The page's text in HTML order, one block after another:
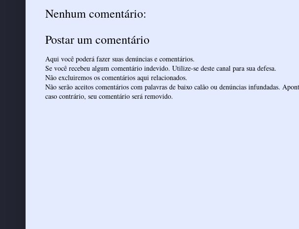
Nenhum comentário:
Postar um comentário
Aqui você poderá fazer suas denúncias e comentários.
Se você recebeu algum comentário indevido. Utilize-se deste canal para sua defesa.
Não excluiremos os comentários aqui relacionados.
Não serão aceitos comentários com palavras de baixo calão ou denúncias infundadas.
caso contrário, seu comentário será removido.